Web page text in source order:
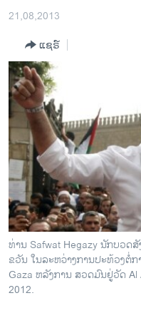
ຫາ
ຂ່າວ​ຈີນ
ໂລກ
ເອເຊຍ
ອິດສະຫຼະພາບດ້ານການຂ່າວ
ຊີວິດຊາວລາວ
ຊຸມຊົນຊາວລາວ
ວິທະຍາສາດ-ເທັກໂນໂລຈີ
ທຸລະກິດ
ພາສາອັງກິດ
ວີດີໂອ
ສຽງ
21,08,2013
ແຊຣ໌
ທ່ານ Safwat Hegazy ນັກບວດ
ຂວັນ ໃນລະຫວ່າງການປະທ້ວງຕໍ່
Gaza ຫລັງການ ສວດມົນຢູ່ວັດ Al
2012.